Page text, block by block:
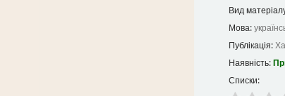
Вид
Мова:
Публікація:
Наявність:
Списки: